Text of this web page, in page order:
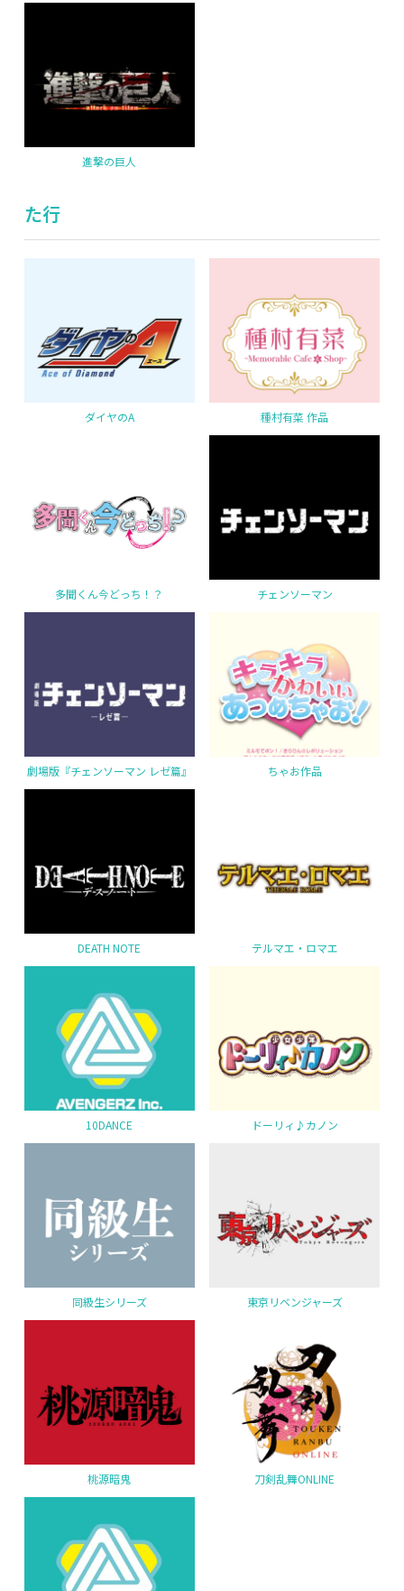
進撃の巨人
た行
ダイヤのA 種村有菜 作品
多聞くん今どっち！？ チェンソーマン
劇場版『チェンソーマン レゼ篇』 ちゃお作品
DEATH NOTE テルマエ・ロマエ
10DANCE ドーリィ♪カノン
同級生シリーズ 東京リベンジャーズ
桃源暗鬼 刀剣乱舞ONLINE